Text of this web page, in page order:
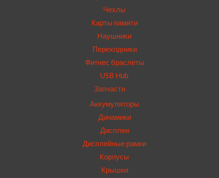
Чехлы
Карты памяти
Наушники
Переходники
Фитнес браслеты
USB Hub
Запчасти
Аккумуляторы
Динамики
Дисплеи
Дисплейные рамки
Корпусы
Крышки